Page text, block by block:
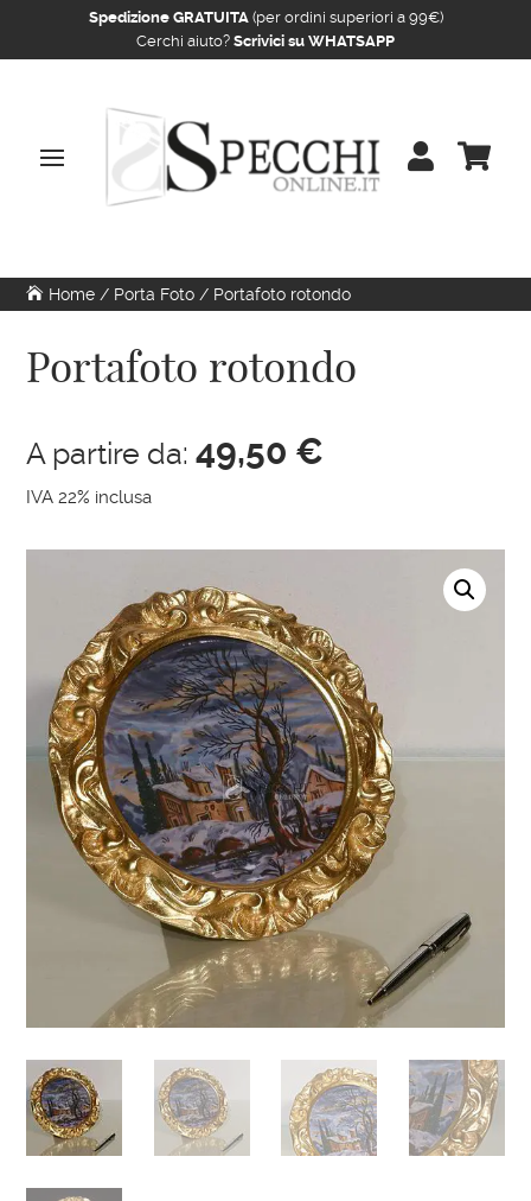
Spedizione GRATUITA(per ordini superiori a 99€)
Cerchi aiuto? Scrivici su WHATSAPP
 
Home / Porta Foto / Portafoto rotondo
Portafoto rotondo
A partire da:49,50 €
IVA 22% inclusa